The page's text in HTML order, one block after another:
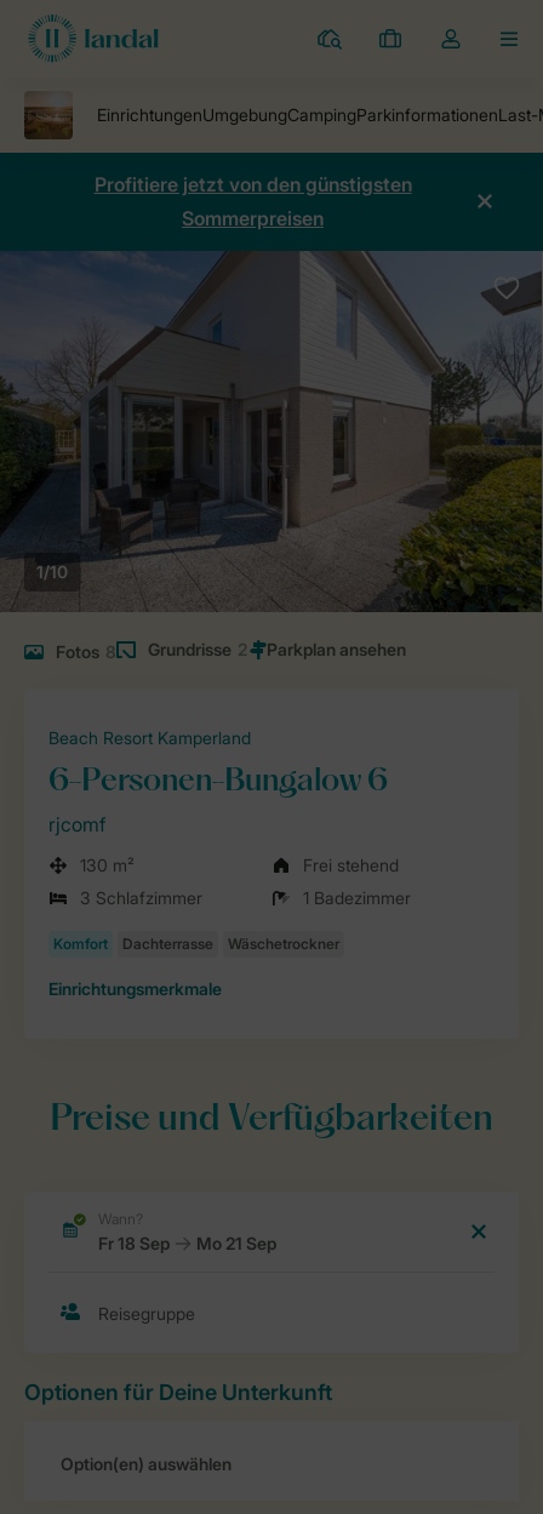
Ferienparks
Meine
Dropdown-
öffnen
Profitiere jetzt von den günstigsten
Sommerpreisen
1/10
Fotos 8 Grundrisse 2
Beach Resort Kamperland
6-Personen-Bungalow 6
rjcomf
130 m²
Frei stehend
3 Schlafzimmer
1 Badezimmer
Einrichtungsmerkmale
Preise und Verfügbarkeiten
Optionen für Deine Unterkunft